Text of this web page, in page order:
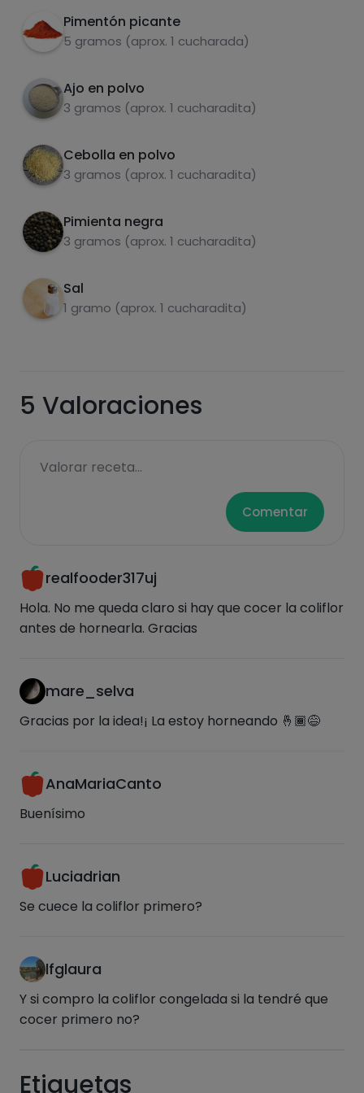
Pimentón picante
5 gramos (aprox. 1 cucharada)
Ajo en polvo
3 gramos (aprox. 1 cucharadita)
Cebolla en polvo
3 gramos (aprox. 1 cucharadita)
Pimienta negra
3 gramos (aprox. 1 cucharadita)
Sal
1 gramo (aprox. 1 cucharadita)
Azúcares
Grasas
Hazte PLUS para ver la información nutricional
5 Valoraciones
Valorar receta...
Comentar
realfooder317uj
Hola. No me queda claro si hay que cocer la coliflor
antes de hornearla. Gracias
mare_selva
Gracias por la idea!¡ La estoy horneando 🤞🏾😅
AnaMariaCanto
Buenísimo
Luciadrian
Se cuece la coliflor primero?
lfglaura
Y si compro la coliflor congelada si la tendré que
cocer primero no?
Etiquetas